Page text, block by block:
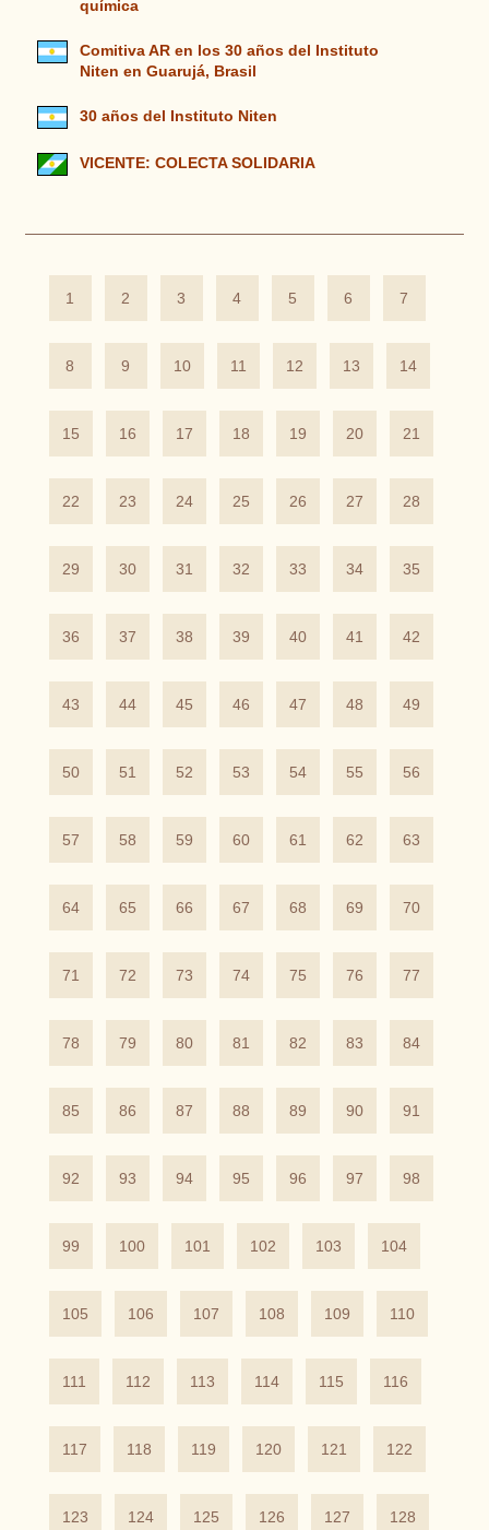
química
Comitiva AR en los 30 años del Instituto
Niten en Guarujá, Brasil
30 años del Instituto Niten
VICENTE: COLECTA SOLIDARIA
1 2 3 4 5 6 7
8 9 10 11 12 13 14
15 16 17 18 19 20 21
22 23 24 25 26 27 28
29 30 31 32 33 34 35
36 37 38 39 40 41 42
43 44 45 46 47 48 49
50 51 52 53 54 55 56
57 58 59 60 61 62 63
64 65 66 67 68 69 70
71 72 73 74 75 76 77
78 79 80 81 82 83 84
85 86 87 88 89 90 91
92 93 94 95 96 97 98
99 100 101 102 103 104
105 106 107 108 109 110
111 112 113 114 115 116
117 118 119 120 121 122
123 124 125 126 127 128